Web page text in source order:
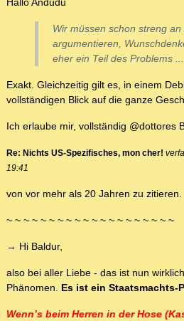
Hallo Andudu
Wir müssen schon streng
argumentieren,
eher ein Teil des Problems ...
Exakt. Gleichzeitig gilt es, in einem
vollständigen Blick auf die ganze
Ich erlaube mir, vollständig @dottores
Re: Nichts US-Spezifisches, mon cher!
19:41
von vor mehr als 20 Jahren zu zitieren.
~ ~ ~ ~ ~ ~ ~ ~ ~ ~ ~ ~ ~ ~ ~ ~ ~ ~ ~ ~
→ Hi Baldur,
also bei aller Liebe - das ist nun
Phänomen. Es ist ein Staatsmachts-
Wenn’s beim Herren in der Hose